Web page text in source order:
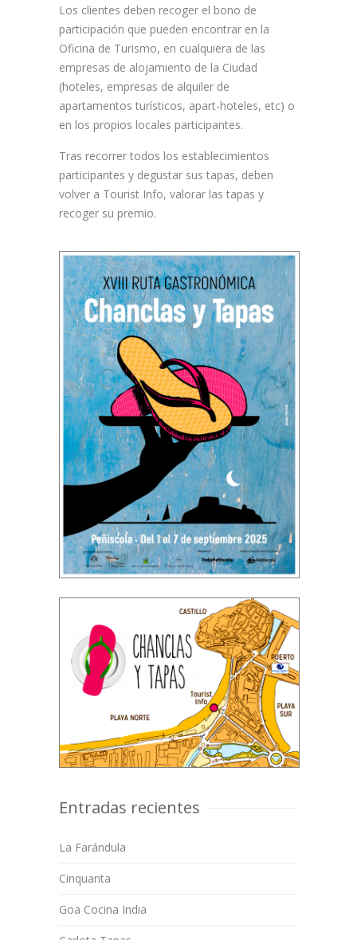
Los clientes deben recoger el bono de
participación que pueden encontrar en la
Oficina de Turismo, en cualquiera de las
empresas de alojamiento de la Ciudad
(hoteles, empresas de alquiler de
apartamentos turísticos, apart-hoteles, etc) o
en los propios locales participantes.
Tras recorrer todos los establecimientos
participantes y degustar sus tapas, deben
volver a Tourist Info, valorar las tapas y
recoger su premio.
Entradas recientes
La Farándula
Cinquanta
Goa Cocina India